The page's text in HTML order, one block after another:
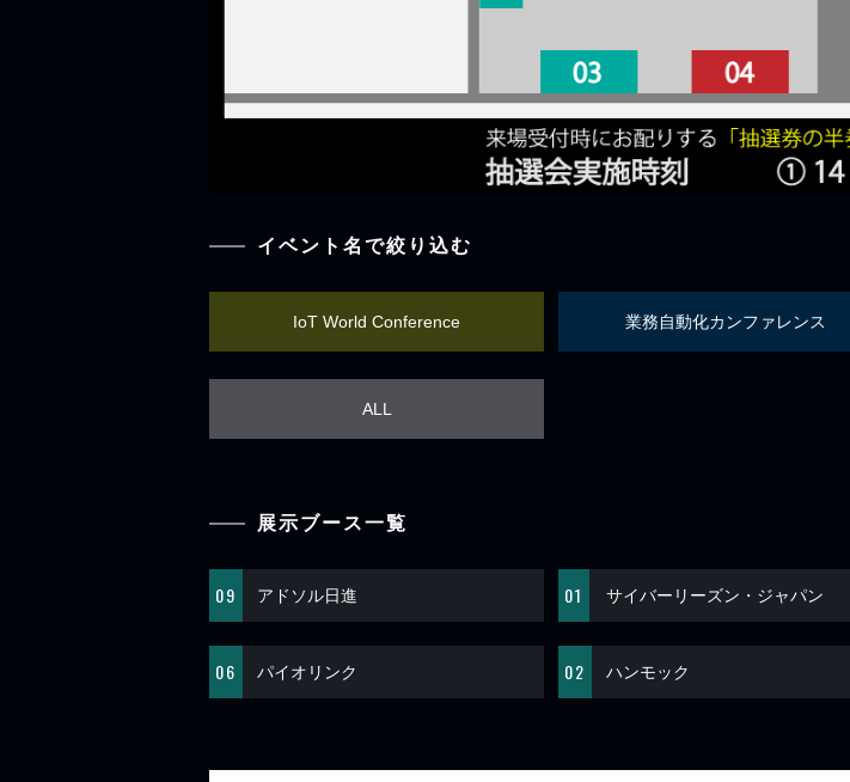
イベント名で絞り込む
IoT World Conference 業務自動化カンファレンス
ALL
展示ブース一覧
09 アドソル日進 01 サイバーリーズン・ジャパン
06 パイオリンク 02 ハンモック